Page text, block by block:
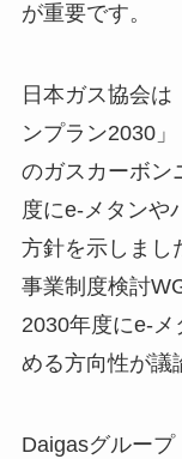
が重要です。
日本ガス協会は
ンプラン2030
のガスカーボン
度にe-メタンや
方針を示しまし
事業制度検討
2030年度にe-
める方向性が議
Daigasグルー